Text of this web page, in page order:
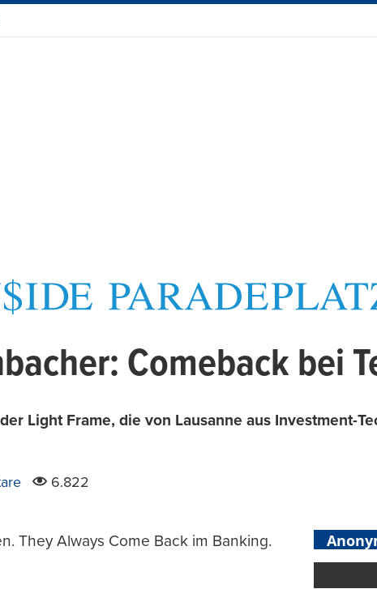
Comeback bei
Light Frame, die von Lausanne aus Investment-
6.822
They Always Come Back im Banking.